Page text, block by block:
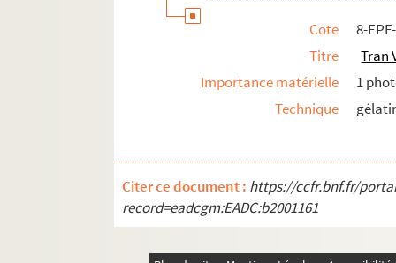
Cote
8-
Titre
Tran
Importance matérielle
1
Technique
Citer ce document : https://ccfr.bnf.fr/
record=eadcgm:EADC:b2001161